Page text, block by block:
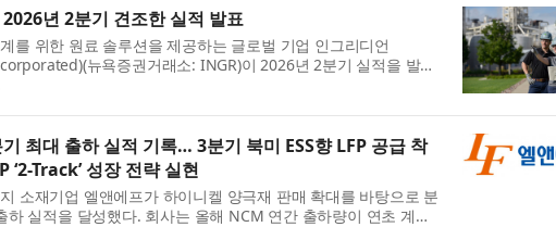
년 2분기 견조한 실적 발표
를 위한 원료 솔루션을 제공하는 글로벌 기업 인그리디언
뉴욕증권거래소: INGR)이 2026년 2분기 실적을 발표
회장 겸 사장, 최고경영자(CEO)인 짐 잘리(Jim Zallie)는 “인그리
최대 출하 실적 기록… 3분기 북미 ESS향 LFP 공급 착
‘2-Track’ 성장 전략 실현
소재기업 엘앤에프가 하이니켈 양극재 판매 확대를 바탕으로 분
하 실적을 달성했다. 회사는 올해 NCM 연간 출하량이 연초 계획